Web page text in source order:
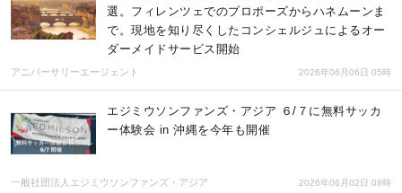
選。フィレンツェでのプロポーズからハネムーンま
で。現地を知り尽くしたコンシェルジュによるオー
ダーメイドサービス開始
アニバーサリーエージェント 2026年06月06日 05時
エジミウソンファンズ・アジア ６/７に無料サッカ
ー体験会 in 沖縄を今年も開催
一般社団法人エジミウソンファンズ・アジア 2026年06月02日 08時